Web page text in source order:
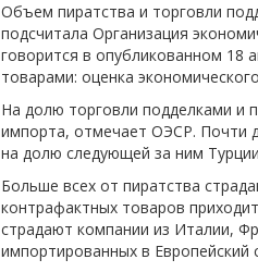
Объем пиратства и торговли
подсчитала Организация
говорится в опубликованном 18
товарами: оценка
На долю торговли подделками и
импорта, отмечает ОЭСР. Почти
на долю следующей за ним
Больше всех от пиратства
контрафактных товаров
страдают компании из Италии,
импортированных в